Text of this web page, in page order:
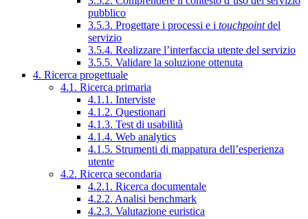
pubblico
3.5.3. Progettare i processi e i touchpointdel
servizio
3.5.4. Realizzare l’interfaccia utente del servizio
3.5.5. Validare la soluzione ottenuta
4. Ricerca progettuale
4.1. Ricerca primaria
4.1.1. Interviste
4.1.2. Questionari
4.1.3. Test di usabilità
4.1.4. Web analytics
4.1.5. Strumenti di mappatura dell’esperienza
utente
4.2. Ricerca secondaria
4.2.1. Ricerca documentale
4.2.2. Analisi benchmark
4.2.3. Valutazione euristica